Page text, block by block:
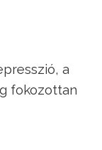
a
fokozottan